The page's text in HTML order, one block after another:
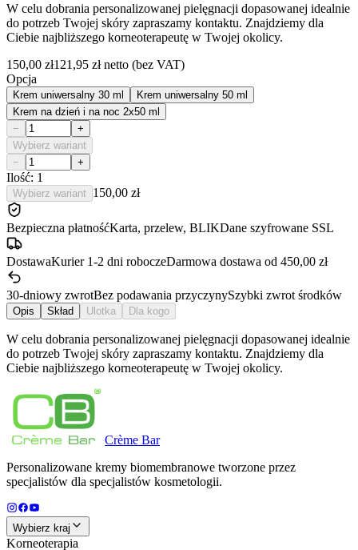
W celu dobrania personalizowanej pielęgnacji dopasowanej idealnie
do potrzeb Twojej skóry zapraszamy kontaktu. Znajdziemy dla
Ciebie najbliższego korneoterapeutę w Twojej okolicy.
150,00 zł121,95 zł netto (bez VAT)
Opcja
Krem uniwersalny 30 ml
Krem uniwersalny 50 ml
Krem na dzień i na noc 2x50 ml
−
+
Wybierz wariant
−
+
Ilość: 1
Wybierz wariant 150,00 zł
Bezpieczna płatnośćKarta, przelew, BLIKDane szyfrowane SSL
DostawaKurier 1-2 dni roboczeDarmowa dostawa od 450,00 zł
30-dniowy zwrotBez podawania przyczynySzybki zwrot środków
Opis Skład Ulotka Dla kogo
W celu dobrania personalizowanej pielęgnacji dopasowanej idealnie
do potrzeb Twojej skóry zapraszamy kontaktu. Znajdziemy dla
Ciebie najbliższego korneoterapeutę w Twojej okolicy.
Crème Bar
Personalizowane kremy biomembranowe tworzone przez
specjalistów dla specjalistów kosmetologii.
Wybierz kraj
Korneoterapia